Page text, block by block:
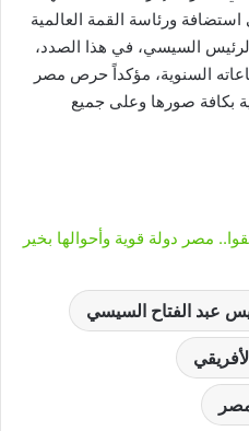
ورئاسة القمة العالمية
السيسي، في هذا الصدد،
السنوية، مؤكداً حرص مصر
بكافة صورها وعلى جميع
مصر دولة قوية وأحوالها بخير
عبد الفتاح السيسي